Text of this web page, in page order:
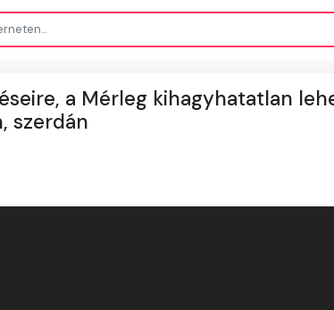
a Mérleg kihagyhatatlan
szerdán